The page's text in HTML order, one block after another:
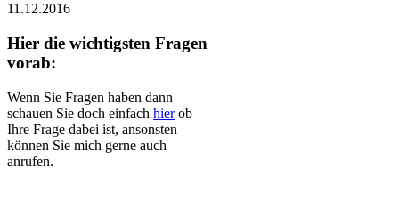
11.12.2016
Hier die wichtigsten Fragen
vorab:
Wenn Sie Fragen haben dann
schauen Sie doch einfach hierob
Ihre Frage dabei ist, ansonsten
können Sie mich gerne auch
anrufen.